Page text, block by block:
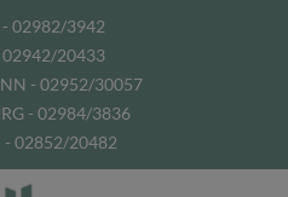
02982/3942
20433
- 02952/30057
- 02984/3836
- 02852/20482